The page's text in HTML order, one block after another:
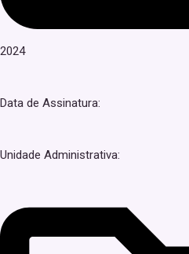
2024
Data de Assinatura:
Unidade Administrativa: